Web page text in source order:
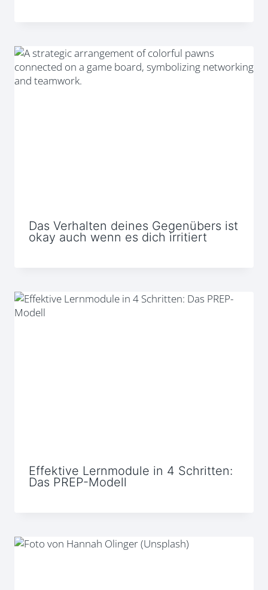
Das Verhalten deines Gegenübers ist
okay auch wenn es dich irritiert
Effektive Lernmodule in 4 Schritten:
Das PREP-Modell